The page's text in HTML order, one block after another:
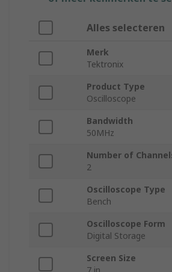
Alles selecteren
Merk
Tektronix
Product Type
Oscilloscope
Bandwidth
50MHz
Number of
2
Oscilloscope Type
Bench
Oscilloscope Form
Digital Storage
Screen Size